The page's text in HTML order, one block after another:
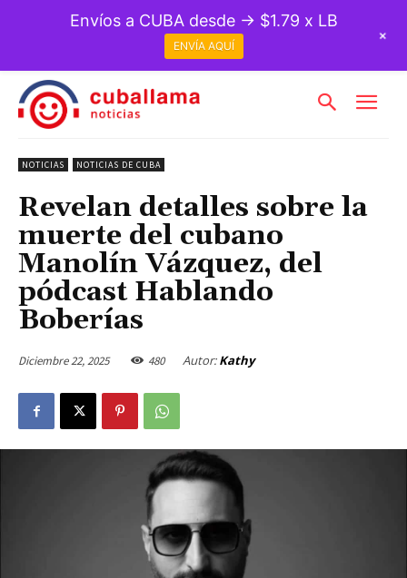
NOTICIAS NOTICIAS DE CUBA
Revelan detalles sobre la
muerte del cubano
Manolín Vázquez, del
pódcast Hablando
Boberías
Diciembre 22, 2025 480 Autor: Kathy
Envíos a CUBA desde → $1.79 x LB
ENVÍA AQUÍ
+